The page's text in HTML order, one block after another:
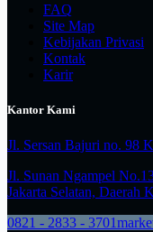
FAQ
Site Map
Kebijakan Privasi
Kontak
Karir
Kantor Kami
Jl. Sersan Bajuri no. 98
Jl. Sunan Ngampel
Jakarta Selatan, Daerah
0821 - 2833 - 3701